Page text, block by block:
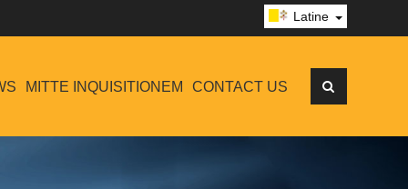
Latine
MITTE INQUISITIONEM CONTACT US